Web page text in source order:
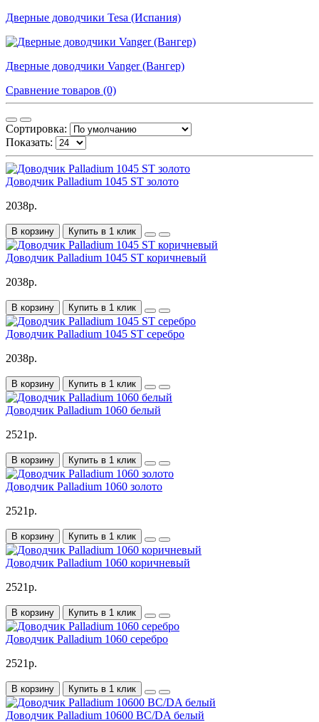
Дверные доводчики Tesa (Испания)
Дверные доводчики Vanger (Вангер)
Сравнение товаров (0)
Сортировка:
Показать:
Доводчик Palladium 1045 ST золото
2038р.
В корзину Купить в 1 клик
Доводчик Palladium 1045 ST коричневый
2038р.
В корзину Купить в 1 клик
Доводчик Palladium 1045 ST серебро
2038р.
В корзину Купить в 1 клик
Доводчик Palladium 1060 белый
2521р.
В корзину Купить в 1 клик
Доводчик Palladium 1060 золото
2521р.
В корзину Купить в 1 клик
Доводчик Palladium 1060 коричневый
2521р.
В корзину Купить в 1 клик
Доводчик Palladium 1060 серебро
2521р.
В корзину Купить в 1 клик
Доводчик Palladium 10600 BC/DA белый